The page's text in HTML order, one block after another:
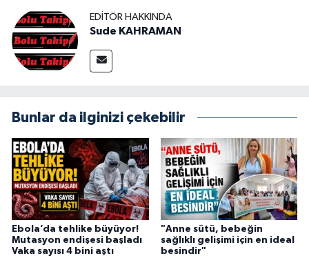
EDITÖR HAKKINDA
Sude KAHRAMAN
Bunlar da ilginizi çekebilir
Ebola’da tehlike büyüyor!
Mutasyon endişesi başladı
Vaka sayısı 4 bini aştı
"Anne sütü, bebeğin
sağlıklı gelişimi için en ideal
besindir"